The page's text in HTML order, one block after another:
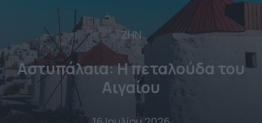
ΖΗΝ
Αστυπάλαια: Η πεταλούδα του
Αιγαίου